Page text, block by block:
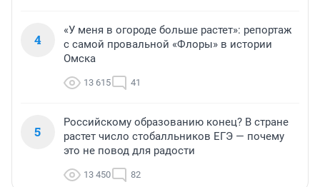
4
«У меня в огороде больше растет»: репортаж
с самой провальной «Флоры» в истории
Омска
13 615 41
5
Российскому образованию конец? В стране
растет число стобалльников ЕГЭ — почему
это не повод для радости
13 450 82